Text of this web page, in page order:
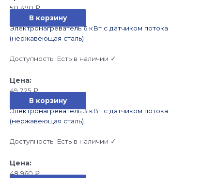
50 490₽
В корзину
Электронагреватель 6 кВт с датчиком потока
(нержавеющая сталь)
Доступность: Есть в наличии ✓
49 725₽
В корзину
Электронагреватель 3 кВт с датчиком потока
(нержавеющая сталь)
Доступность: Есть в наличии ✓
48 960₽